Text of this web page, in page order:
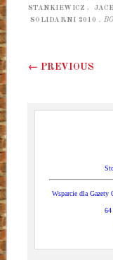
STANKIEWICZ ,
SOLIDARNI 2010
.
Post
← PREVIOUS
Wsparcie dla Gazety
64